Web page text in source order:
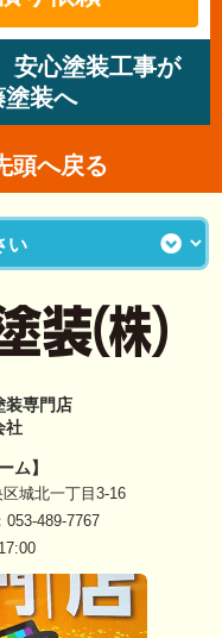
安心塗装工事が
塗装へ
頭へ戻る
装専門店
社
ム】
城北一丁目3-16
489-7767